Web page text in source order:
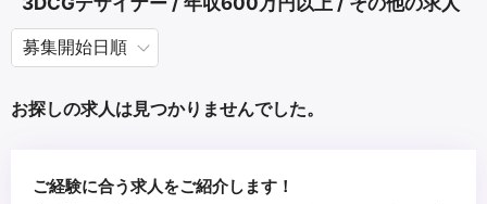
お探しの求人は見つかりませんでした。
ご経験に合う求人をご紹介します！